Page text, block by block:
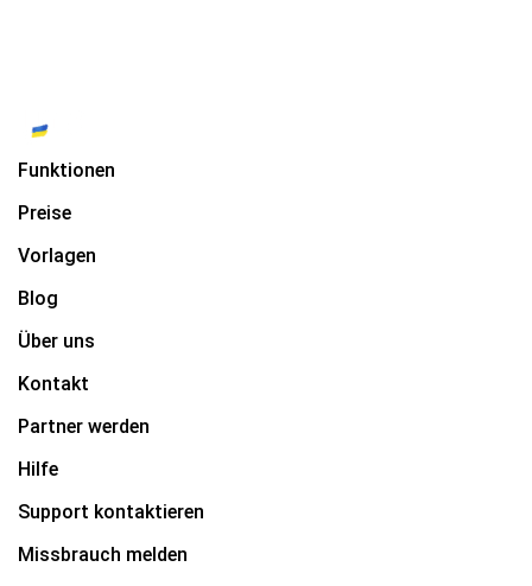
Funktionen
Preise
Vorlagen
Blog
Über uns
Kontakt
Partner werden
Hilfe
Support kontaktieren
Missbrauch melden